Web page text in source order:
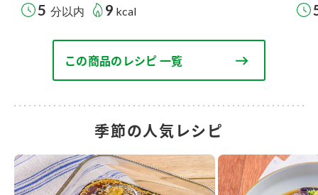
5 分以内 9 kcal
この商品のレシピ 一覧
季節の人気レシピ